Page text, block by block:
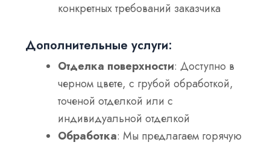
конкретных требований заказчика
Дополнительные услуги:
Отделка поверхности: Доступно в
черном цвете, с грубой обработкой,
точеной отделкой или с
индивидуальной отделкой
Обработка: Мы предлагаем горячую